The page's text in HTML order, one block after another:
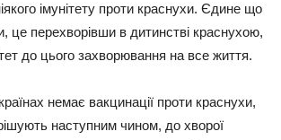
імунітету проти краснухи. Єдине що
це перехворівши в дитинстві краснухою,
до цього захворювання на все життя.
немає вакцинації проти краснухи,
наступним чином, до хворої